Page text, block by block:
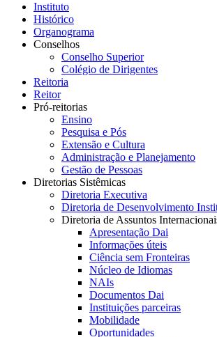
Instituto
Histórico
Organograma
Conselhos
Conselho Superior
Colégio de Dirigentes
Reitoria
Reitor
Pró-reitorias
Ensino
Pesquisa e Pós
Extensão e Cultura
Administração e Planejamento
Gestão de Pessoas
Diretorias Sistêmicas
Diretoria Executiva
Diretoria de Desenvolvimento
Diretoria de Assuntos
Apresentação Dai
Informações úteis
Ciência sem Fronteiras
Núcleo de Idiomas
NAIs
Documentos Dai
Instituições parceiras
Mobilidade
Oportunidades